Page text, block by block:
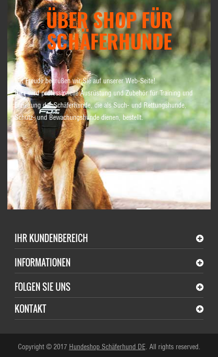
ÜBER SHOP FÜR
SCHÄFERHUNDE
Mit Freude begrüßen wir Sie auf unserer Web-Seite!
Hier wird professionelle Ausrüstung und Zubehör für Training und
Erziehung der Schäferhunde, die als Such- und Rettungshunde,
Schutz- und Bewachungshunde dienen, bestellt.
IHR KUNDENBEREICH
INFORMATIONEN
FOLGEN SIE UNS
KONTAKT
Copyright © 2017 Hundeshop Schäferhund DE. All rights reserved.